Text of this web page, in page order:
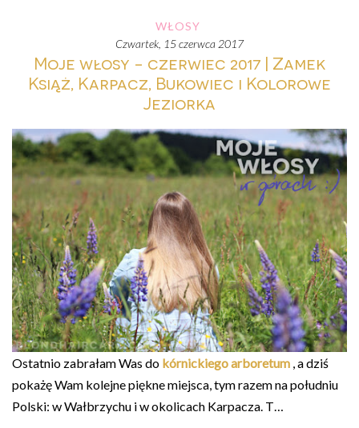
WŁOSY
czwartek, 15 czerwca 2017
Moje włosy - czerwiec 2017 | Zamek
Książ, Karpacz, Bukowiec i Kolorowe
Jeziorka
Ostatnio zabrałam Was do kórnickiego arboretum , a dziś
pokażę Wam kolejne piękne miejsca, tym razem na południu
Polski: w Wałbrzychu i w okolicach Karpacza. T…